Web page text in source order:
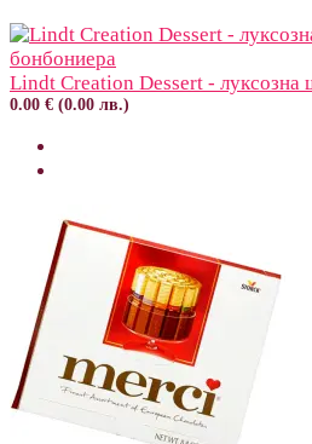
Lindt Creation Dessert - луксозна
0.00 € (0.00 лв.)